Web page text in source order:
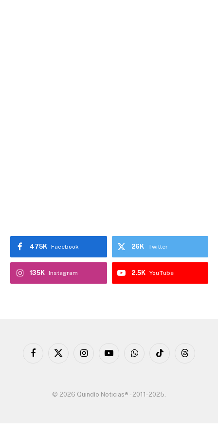
Facebook
475K Twitter
26K
Instagram
135K YouTube
2.5K
Facebook
X
InstagramYouTubeWhatsAppTikTok Threads
© 2026 Quindío Noticias® - 2011-2025.